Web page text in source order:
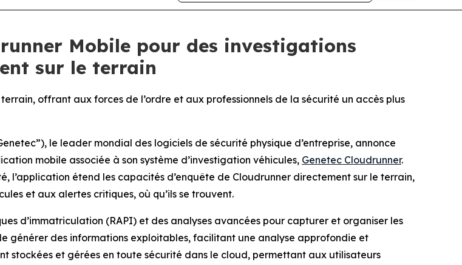
Mobile pour des investigations
sur le terrain
offrant aux forces de l’ordre et aux professionnels de la sécurité un accès plus
le leader mondial des logiciels de sécurité physique d’entreprise, annonce
mobile associée à son système d’investigation véhicules, Genetec Cloudrunner.
l’application étend les capacités d’enquête de Cloudrunner directement sur le terrain,
et aux alertes critiques, où qu’ils se trouvent.
d’immatriculation (RAPI) et des analyses avancées pour capturer et organiser les
générer des informations exploitables, facilitant une analyse approfondie et
stockées et gérées en toute sécurité dans le cloud, permettant aux utilisateurs